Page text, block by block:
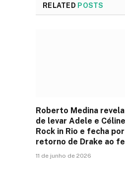
RELATED POSTS
Roberto Medina
de levar Adele e
Rock in Rio e fecha
retorno de Drake ao
11 de junho de 2026